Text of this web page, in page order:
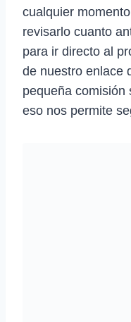
cualquier
revisarlo cuanto
para ir directo al
de nuestro enlace
pequeña comisión
eso nos permite